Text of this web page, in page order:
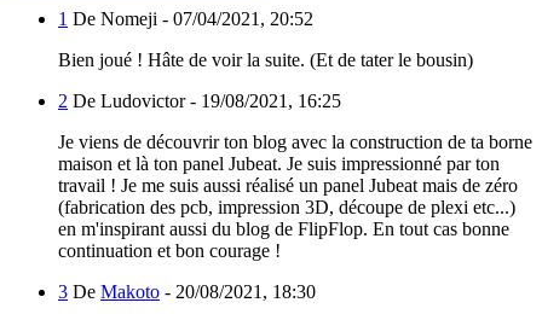
1 De Nomeji - 07/04/2021, 20:52
Bien joué ! Hâte de voir la suite. (Et de tater le bousin)
2 De Ludovictor - 19/08/2021, 16:25
Je viens de découvrir ton blog avec la construction de ta borne
maison et là ton panel Jubeat. Je suis impressionné par ton
travail ! Je me suis aussi réalisé un panel Jubeat mais de zéro
(fabrication des pcb, impression 3D, découpe de plexi etc...)
en m'inspirant aussi du blog de FlipFlop. En tout cas bonne
continuation et bon courage !
3 De Makoto - 20/08/2021, 18:30